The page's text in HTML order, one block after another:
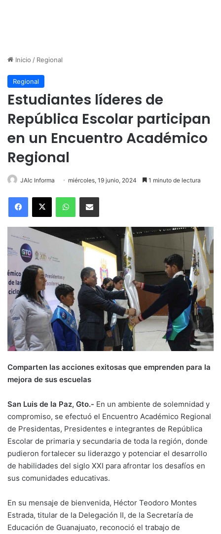
Inicio / Regional
Regional
Estudiantes líderes de
República Escolar participan
en un Encuentro Académico
Regional
JAlc Informa miércoles, 19 junio, 2024 1 minuto de lectura
Comparten las acciones exitosas que emprenden para la
mejora de sus escuelas
San Luis de la Paz, Gto.- En un ambiente de solemnidad y
compromiso, se efectuó el Encuentro Académico Regional
de Presidentas, Presidentes e integrantes de República
Escolar de primaria y secundaria de toda la región, donde
pudieron fortalecer su liderazgo y potenciar el desarrollo
de habilidades del siglo XXI para afrontar los desafíos en
sus comunidades educativas.
En su mensaje de bienvenida, Héctor Teodoro Montes
Estrada, titular de la Delegación II, de la Secretaría de
Educación de Guanajuato, reconoció el trabajo de